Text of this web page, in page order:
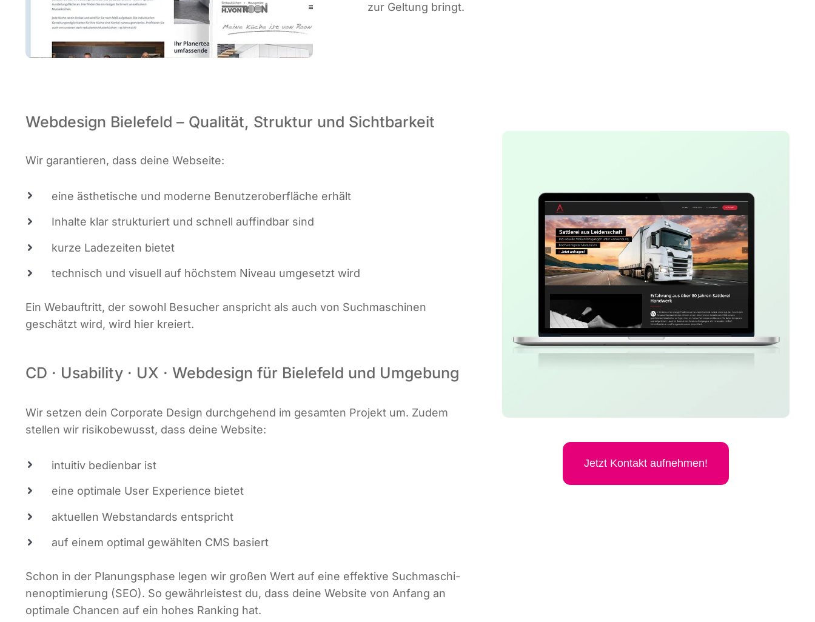
zur Gel­tung bringt.
Webdesign Bielefeld – Qualität, Struktur und Sichtbarkeit
Wir garan­tie­ren, dass dei­ne Webseite:
eine ästhe­ti­sche und moder­ne Benut­zer­ober­flä­che erhält
Inhal­te klar struk­tu­riert und schnell auf­find­bar sind
kur­ze Lade­zei­ten bietet
tech­nisch und visu­ell auf höchs­tem Niveau umge­setzt wird
Ein Web­auf­tritt, der sowohl Besu­cher anspricht als auch von Such­ma­schi­nen
geschätzt wird, wird hier kreiert.
CD · Usability · UX · Webdesign für Bielefeld und Umgebung
Wir set­zen dein Cor­po­ra­te Design durch­ge­hend im gesam­ten Pro­jekt um. Zudem
stel­len wir risi­ko­be­wusst, dass dei­ne Website:
intui­tiv bedien­bar ist
eine opti­ma­le User Expe­ri­ence bietet
aktu­el­len Web­stan­dards entspricht
auf einem opti­mal gewähl­ten CMS basiert
Schon in der Pla­nungs­pha­se legen wir gro­ßen Wert auf eine effek­ti­ve Such­ma­schi­
nen­op­ti­mie­rung (SEO). So gewähr­leis­test du, dass dei­ne Web­site von Anfang an
opti­ma­le Chan­cen auf ein hohes Ran­king hat.
Jetzt Kon­takt aufnehmen!